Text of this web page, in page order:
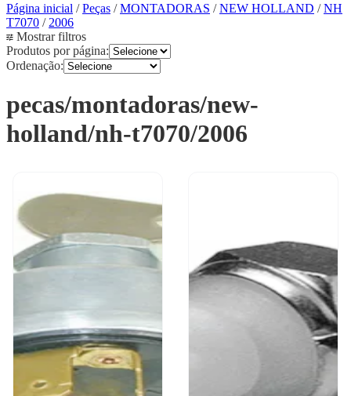
Página inicial /Peças /MONTADORAS /NEW HOLLAND /NH
T7070 / 2006
Mostrar filtros
Produtos por página:
Ordenação:
pecas/montadoras/new-
holland/nh-t7070/2006